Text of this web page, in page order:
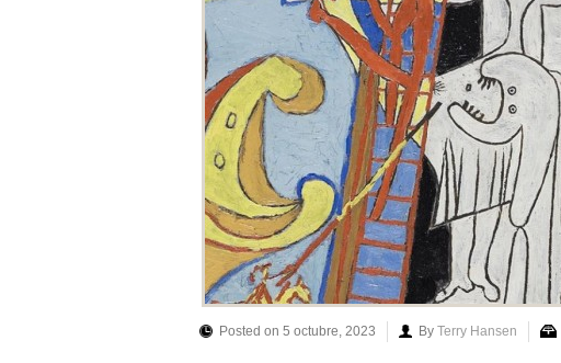
Posted on 5 octubre, 2023 By Terry Hansen